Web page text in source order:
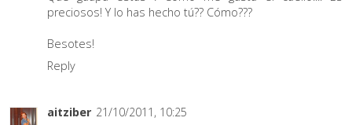
preciosos! Y lo has hecho tú?? Cómo???
Besotes!
Reply
aitziber 21/10/2011, 10:25